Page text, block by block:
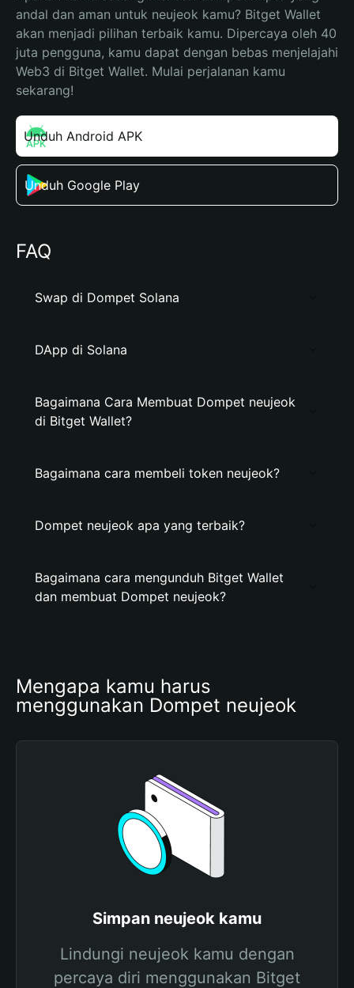
andal dan aman untuk neujeok kamu? Bitget Wallet
akan menjadi pilihan terbaik kamu. Dipercaya oleh 40
juta pengguna, kamu dapat dengan bebas menjelajahi
Web3 di Bitget Wallet. Mulai perjalanan kamu
sekarang!
Unduh Android APK
Unduh Google Play
FAQ
Swap di Dompet Solana
DApp di Solana
Bagaimana Cara Membuat Dompet neujeok
di Bitget Wallet?
Bagaimana cara membeli token neujeok?
Dompet neujeok apa yang terbaik?
Bagaimana cara mengunduh Bitget Wallet
dan membuat Dompet neujeok?
Mengapa kamu harus
menggunakan Dompet neujeok
Simpan neujeok kamu
Lindungi neujeok kamu dengan
percaya diri menggunakan Bitget